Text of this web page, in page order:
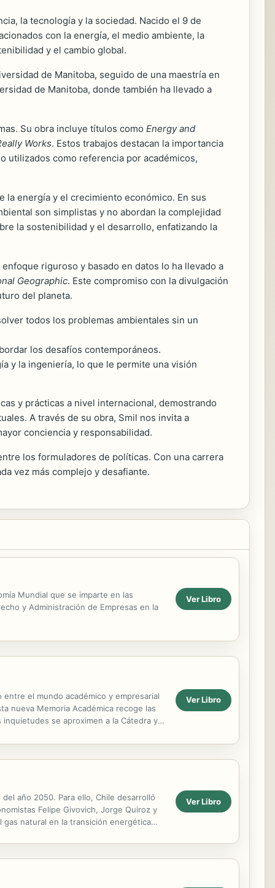
la tecnología y la sociedad. Nacido el 9 de
con la energía, el medio ambiente, la
y el cambio global.
de Manitoba, seguido de una maestría en
de Manitoba, donde también ha llevado a
Su obra incluye títulos como Energy and
Works. Estos trabajos destacan la importancia
utilizados como referencia por académicos,
energía y el crecimiento económico. En sus
son simplistas y no abordan la complejidad
la sostenibilidad y el desarrollo, enfatizando la
riguroso y basado en datos lo ha llevado a
Geographic. Este compromiso con la divulgación
del planeta.
todos los problemas ambientales sin un
los desafíos contemporáneos.
y la ingeniería, lo que le permite una visión
y prácticas a nivel internacional, demostrando
A través de su obra, Smil nos invita a
conciencia y responsabilidad.
los formuladores de políticas. Con una carrera
vez más complejo y desafiante.
Mundial que se imparte en las
y Administración de Empresas en la
Ver Libro
el mundo académico y empresarial
nueva Memoria Académica recoge las
se aproximen a la Cátedra y a
Ver Libro
año 2050. Para ello, Chile desarrolló
Felipe Givovich, Jorge Quiroz y
natural en la transición energética
Ver Libro